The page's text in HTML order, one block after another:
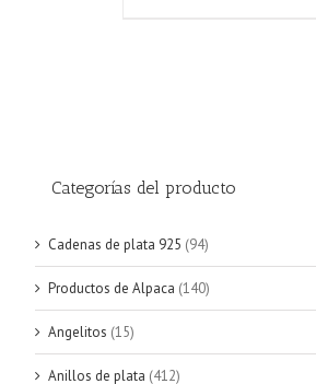
Categorías del producto
Cadenas de plata 925 (94)
Productos de Alpaca (140)
Angelitos (15)
Anillos de plata (412)